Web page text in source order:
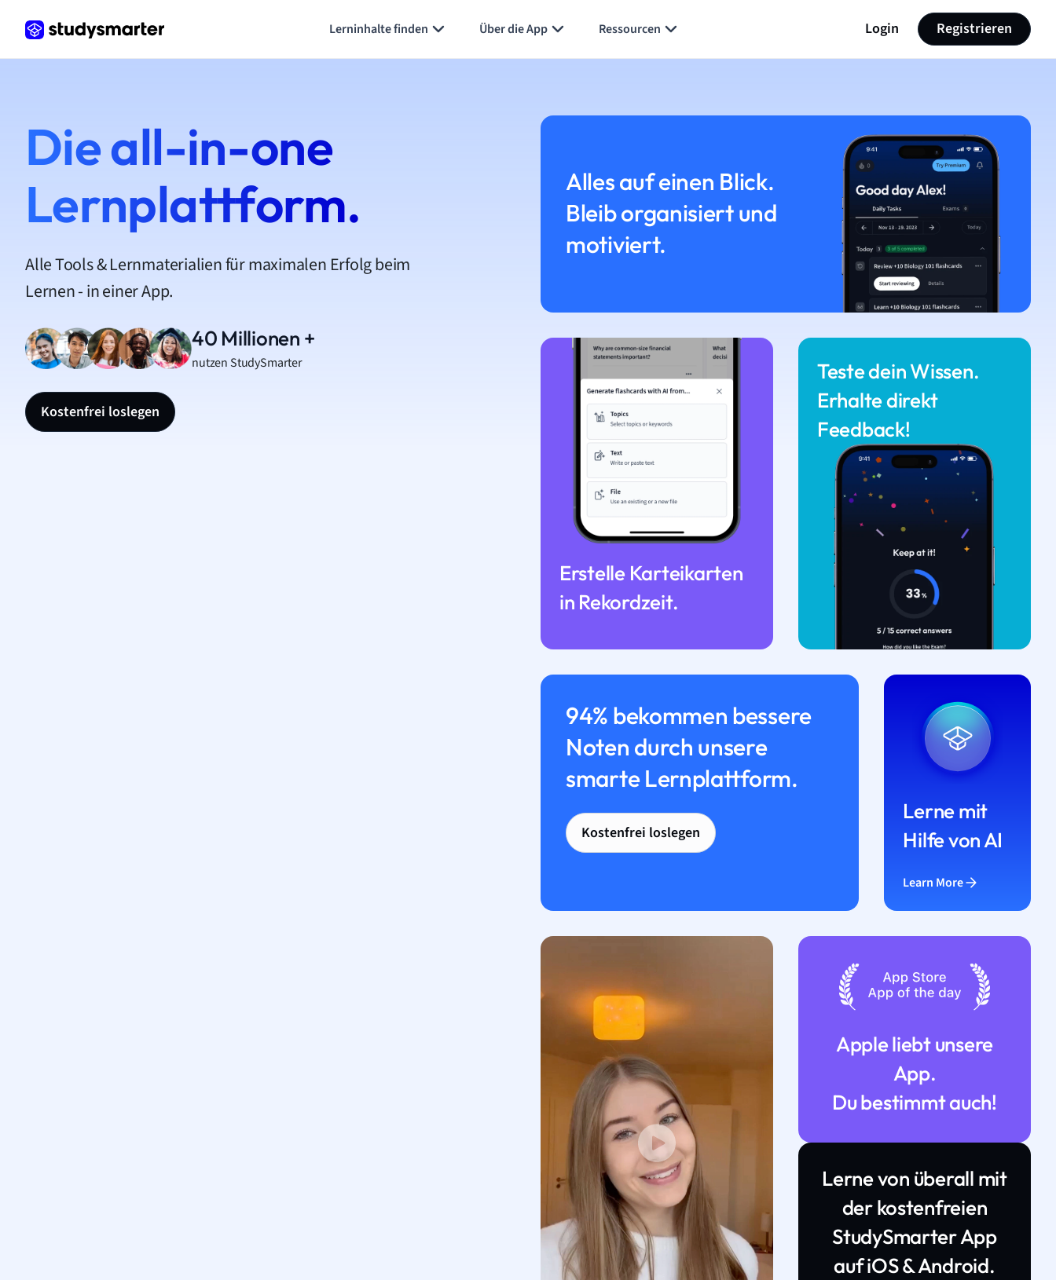
Lerninhalte finden Über die App Ressourcen Login Registrieren
Die all-in-one
Lernplattform.
Alle Tools & Lernmaterialien für maximalen Erfolg beim
Lernen - in einer App.
40 Millionen +
nutzen StudySmarter
Kostenfrei loslegen
Alles auf einen Blick.
Bleib organisiert und
motiviert.
Erstelle Karteikarten
in Rekordzeit.
Teste dein Wissen.
Erhalte direkt
Feedback!
94% bekommen bessere
Noten durch unsere
smarte Lernplattform.
Kostenfrei loslegen
Lerne mit
Hilfe von AI
Learn More
Apple liebt unsere
App.
Du bestimmt auch!
Lerne von überall mit
der kostenfreien
StudySmarter App
auf iOS & Android.